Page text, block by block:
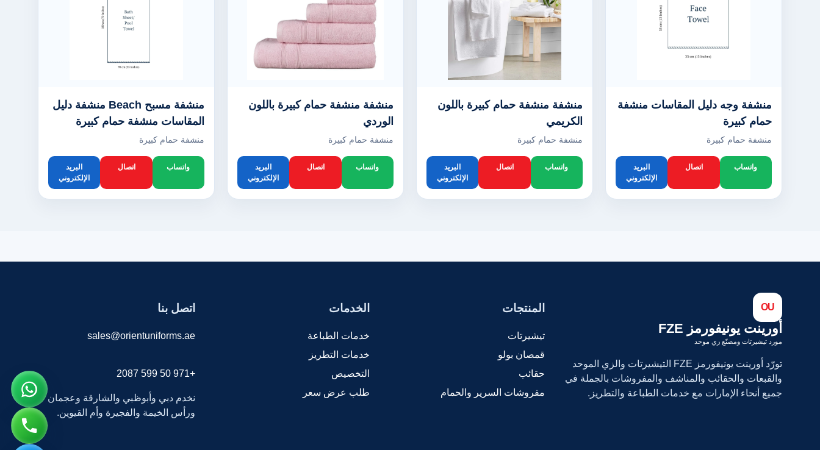
منشفة وجه دليل المقاسات منشفة
حمام كبيرة
منشفة حمام كبيرة
واتساب اتصال
البريد
الإلكتروني
منشفة منشفة حمام كبيرة باللون
الكريمي
منشفة حمام كبيرة
واتساب اتصال
البريد
الإلكتروني
منشفة منشفة حمام كبيرة باللون
الوردي
منشفة حمام كبيرة
واتساب اتصال
البريد
الإلكتروني
منشفة مسبح Beach منشفة دليل
المقاسات منشفة حمام كبيرة
منشفة حمام كبيرة
واتساب اتصال
البريد
الإلكتروني
OU
أورينت يونيفورمز FZE
مورد تيشيرتات ومصنّع زي موحد
تورّد أورينت يونيفورمز FZE التيشيرتات والزي الموحد
والقبعات والحقائب والمناشف والمفروشات بالجملة في
جميع أنحاء الإمارات مع خدمات الطباعة والتطريز.
المنتجات
تيشيرتات
قمصان بولو
حقائب
مفروشات السرير والحمام
الخدمات
خدمات الطباعة
خدمات التطريز
التخصيص
طلب عرض سعر
اتصل بنا
sales@orientuniforms.ae
+971 50 599 2087
نخدم دبي وأبوظبي والشارقة وعجمان
ورأس الخيمة والفجيرة وأم القيوين.